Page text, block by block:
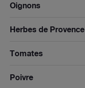
Oignons
Herbes de Provence
Tomates
Poivre